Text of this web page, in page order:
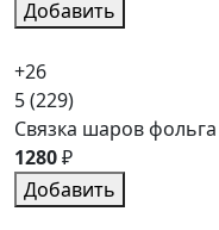
Добавить
+26
5(229)
Связка шаров
1280₽
Добавить